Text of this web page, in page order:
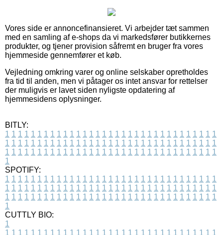
Vores side er annoncefinansieret. Vi arbejder tæt sammen
med en samling af e-shops da vi markedsfører butikkernes
produkter, og tjener provision såfremt en bruger fra vores
hjemmeside gennemfører et køb.
Vejledning omkring varer og online selskaber opretholdes
fra tid til anden, men vi påtager os intet ansvar for rettelser
der muligvis er lavet siden nyligste opdatering af
hjemmesidens oplysninger.
BITLY:
1 1 1 1 1 1 1 1 1 1 1 1 1 1 1 1 1 1 1 1 1 1 1 1 1 1 1 1 1 1 1 1 1
1 1 1 1 1 1 1 1 1 1 1 1 1 1 1 1 1 1 1 1 1 1 1 1 1 1 1 1 1 1 1 1 1
1 1 1 1 1 1 1 1 1 1 1 1 1 1 1 1 1 1 1 1 1 1 1 1 1 1 1 1 1 1 1 1 1
1
SPOTIFY:
1 1 1 1 1 1 1 1 1 1 1 1 1 1 1 1 1 1 1 1 1 1 1 1 1 1 1 1 1 1 1 1 1
1 1 1 1 1 1 1 1 1 1 1 1 1 1 1 1 1 1 1 1 1 1 1 1 1 1 1 1 1 1 1 1 1
1 1 1 1 1 1 1 1 1 1 1 1 1 1 1 1 1 1 1 1 1 1 1 1 1 1 1 1 1 1 1 1 1
1
CUTTLY BIO:
1
1 1 1 1 1 1 1 1 1 1 1 1 1 1 1 1 1 1 1 1 1 1 1 1 1 1 1 1 1 1 1 1 1